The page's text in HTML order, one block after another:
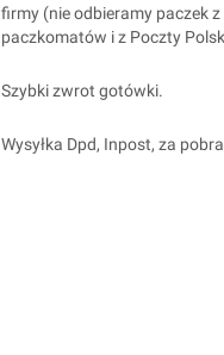
firmy (nie odbieramy paczek z
paczkomatów i z Poczty
Szybki zwrot gotówki.
Wysyłka Dpd, Inpost, za